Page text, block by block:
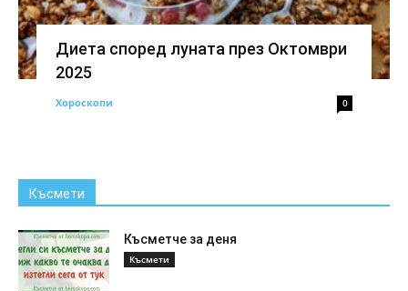
Диета според луната през Октомври
2025
Хороскопи 0
Късмети
Късметче за деня
Късмети